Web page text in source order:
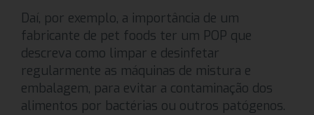
Daí, por exemplo, a importância de um
fabricante de pet foods ter um POP que
descreva como limpar e desinfetar
regularmente as máquinas de mistura e
embalagem, para evitar a contaminação dos
alimentos por bactérias ou outros patógenos.